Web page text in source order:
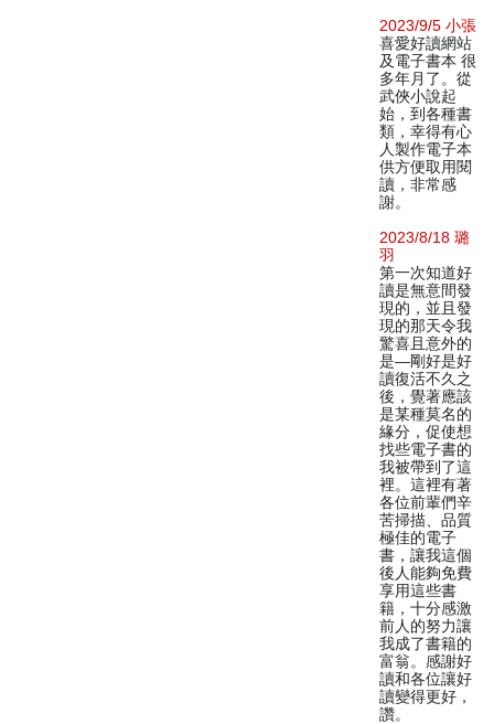
2023/9/5 小張
喜愛好讀網站
及電子書本 很
多年月了。從
武俠小說起
始，到各種書
類，幸得有心
人製作電子本
供方便取用閱
讀，非常感
謝。
2023/8/18 璐
羽
第一次知道好
讀是無意間發
現的，並且發
現的那天令我
驚喜且意外的
是—剛好是好
讀復活不久之
後，覺著應該
是某種莫名的
緣分，促使想
找些電子書的
我被帶到了這
裡。這裡有著
各位前輩們辛
苦掃描、品質
極佳的電子
書，讓我這個
後人能夠免費
享用這些書
籍，十分感激
前人的努力讓
我成了書籍的
富翁。感謝好
讀和各位讓好
讀變得更好，
讚。